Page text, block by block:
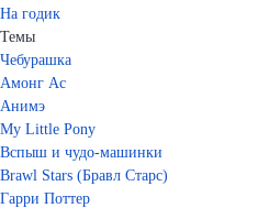
На годик
Темы
Чебурашка
Амонг Ас
Анимэ
My Little Pony
Вспыш и чудо-машинки
Brawl Stars (Бравл Старс)
Гарри Поттер